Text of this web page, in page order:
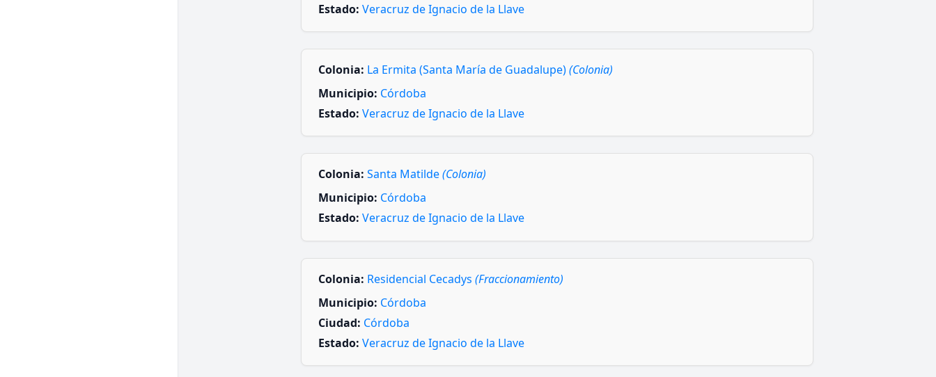
Estado: Veracruz de Ignacio de la Llave
Colonia: La Ermita (Santa María de Guadalupe)(Colonia)
Municipio: Córdoba
Estado: Veracruz de Ignacio de la Llave
Colonia: Santa Matilde(Colonia)
Municipio: Córdoba
Estado: Veracruz de Ignacio de la Llave
Colonia: Residencial Cecadys (Fraccionamiento)
Municipio: Córdoba
Ciudad: Córdoba
Estado: Veracruz de Ignacio de la Llave